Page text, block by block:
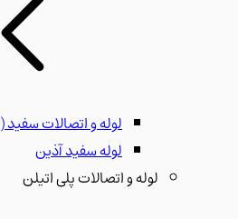
لوله و اتصالات سفید(همه)
لوله سفید آذین
لوله و اتصالات پلی اتیلن